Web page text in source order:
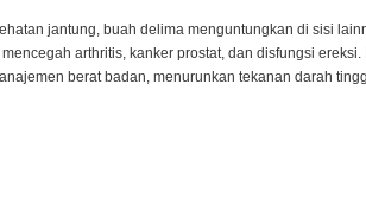
jantung, buah delima menguntungkan di sisi
arthritis, kanker prostat, dan disfungsi
berat badan, menurunkan tekanan darah